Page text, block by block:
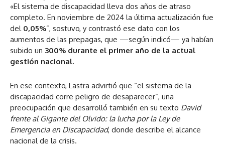
«El sistema de discapacidad lleva dos años de atraso
completo. En noviembre de 2024 la última actualización fue
del 0,05%”, sostuvo, y contrastó ese dato con los
aumentos de las prepagas, que —según indicó— ya habían
subido un 300% durante el primer año de la actual
gestión nacional.
En ese contexto, Lastra advirtió que “el sistema de la
discapacidad corre peligro de desaparecer”, una
preocupación que desarrolló también en su texto David
frente al Gigante del Olvido: la lucha por la Ley de
Emergencia en Discapacidad, donde describe el alcance
nacional de la crisis.